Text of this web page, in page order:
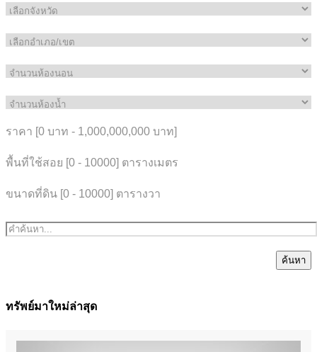
ราคา [0 บาท - 1,000,000,000 บาท]
พื้นที่ใช้สอย [0 - 10000] ตารางเมตร
ขนาดที่ดิน [0 - 10000] ตารางวา
ค้นหา
ทรัพย์มาใหม่ล่าสุด